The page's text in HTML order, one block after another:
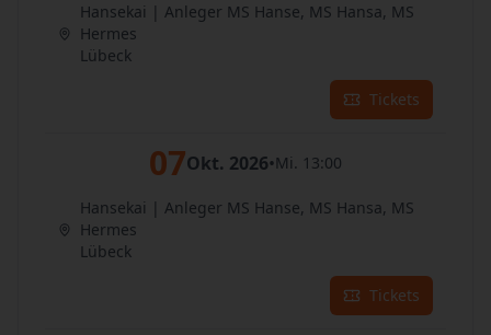
Hansekai | Anleger MS Hanse, MS Hansa, MS
Hermes
Lübeck
Tickets
07Okt. 2026•Mi. 13:00
Hansekai | Anleger MS Hanse, MS Hansa, MS
Hermes
Lübeck
Tickets